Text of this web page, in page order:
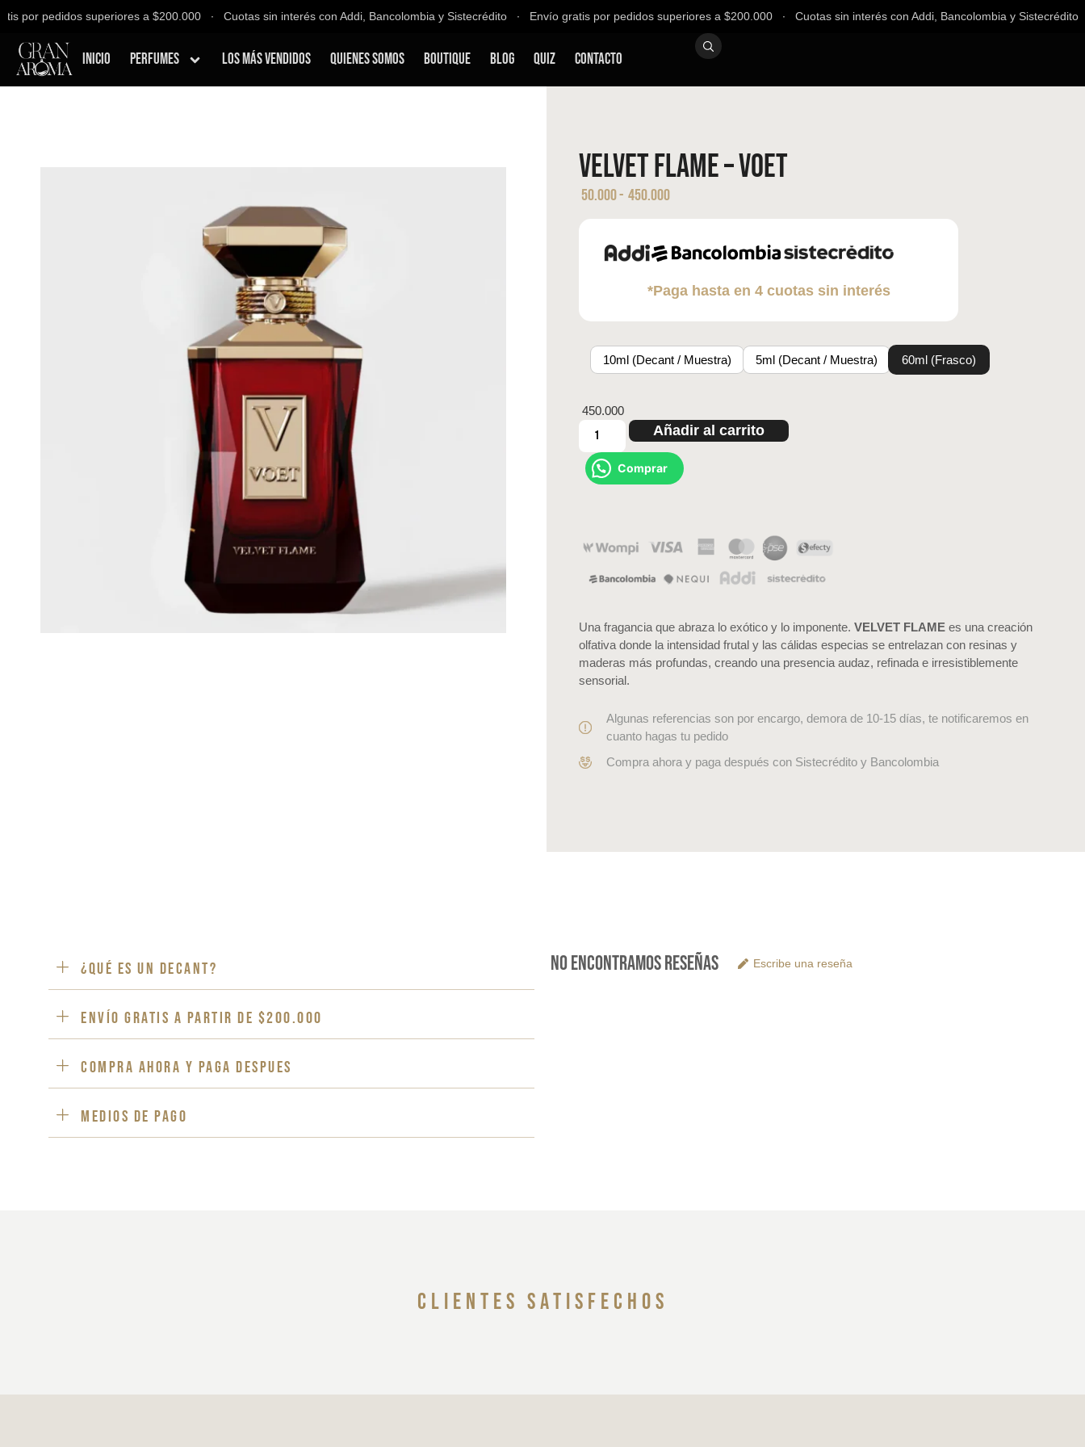
pedidos superiores a $200.000 ∙ Cuotas sin interés con Addi, Bancolombia y Sistecrédito ∙ Envío gratis por pedidos superiores a $200.000 ∙ Cuotas sin interés con Addi, Bancolombia y
Inicio Perfumes Los Más Vendidos Quienes Somos Boutique Blog QUIZ Contacto
Velvet Flame – Voet
50.000- 450.000
*Paga hasta en 4 cuotas sin interés
10ml (Decant / Muestra) 5ml (Decant / Muestra) 60ml (Frasco)
450.000
Añadir al carrito
Comprar
Una fragancia que abraza lo exótico y lo imponente.VELVET FLAME es una creación
olfativa donde la intensidad frutal y las cálidas especias se entrelazan con resinas y
maderas más profundas, creando una presencia audaz, refinada e irresistiblemente
sensorial.
Algunas referencias son por encargo, demora de 10-15 días, te notificaremos en
cuanto hagas tu pedido
Compra ahora y paga después con Sistecrédito y Bancolombia
¿Qué es un decant?
ENVÍO GRATIS a partir de $200.000
Compra ahora y paga despues
Medios de pago
No encontramos reseñas Escribe una reseña
clientes satisfechos